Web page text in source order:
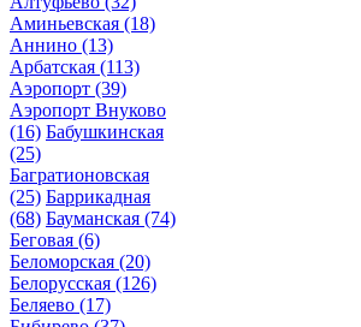
Аминьевская (18)
Аннино (13)
Арбатская (113)
Аэропорт (39)
Аэропорт Внуково
(16) Бабушкинская
(25)
Багратионовская
(25) Баррикадная
(68) Бауманская (74)
Беговая (6)
Беломорская (20)
Белорусская (126)
Беляево (17)